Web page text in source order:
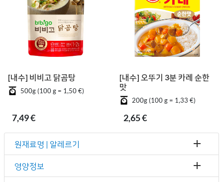
[내수] 비비고 닭곰탕
500g (100 g = 1,50 €)
7,49 €
[내수] 오뚜기 3분 카레 순한
맛
200g (100 g = 1,33 €)
2,65 €
원재료명 | 알레르기
영양정보